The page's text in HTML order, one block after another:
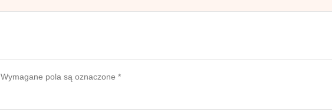
Wymagane pola są oznaczone *